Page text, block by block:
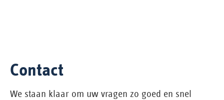
Contact
We staan klaar om uw vragen zo goed en snel